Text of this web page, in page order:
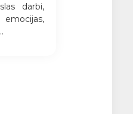
darbi,
emocijas,